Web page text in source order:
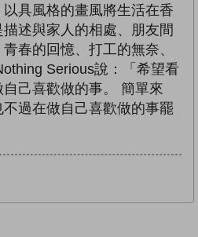
具風格的畫風將生活在香
述與家人的相處、朋友間
春的回憶、打工的無奈、
Serious說：「希望看
己喜歡做的事。 簡單來
過在做自己喜歡做的事罷